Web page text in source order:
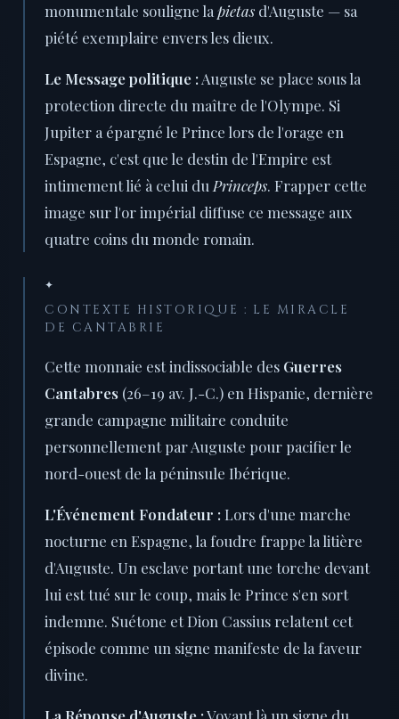
monumentale souligne lapietas d'Auguste — sa
piété exemplaire envers les dieux.
Le Message politique :Auguste se place sous la
protection directe du maître de l'Olympe. Si
Jupiter a épargné le Prince lors de l'orage en
Espagne, c'est que le destin de l'Empire est
intimement lié à celui duPrinceps. Frapper cette
image sur l'or impérial diffuse ce message aux
quatre coins du monde romain.
✦
CONTEXTE HISTORIQUE : LE MIRACLE
DE CANTABRIE
Cette monnaie est indissociable des Guerres
Cantabres (26–19 av. J.-C.) en Hispanie, dernière
grande campagne militaire conduite
personnellement par Auguste pour pacifier le
nord-ouest de la péninsule Ibérique.
L'Événement Fondateur :Lors d'une marche
nocturne en Espagne, la foudre frappe la litière
d'Auguste. Un esclave portant une torche devant
lui est tué sur le coup, mais le Prince s'en sort
indemne. Suétone et Dion Cassius relatent cet
épisode comme un signe manifeste de la faveur
divine.